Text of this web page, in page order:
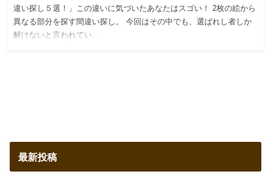
違い探し５選！」この違いに気づいたあなたはスゴい！ 2枚の絵から
異なる部分を探す間違い探し。 今回はその中でも、選ばれし者しか
解けないと言われてい…
最新投稿